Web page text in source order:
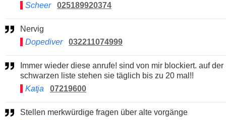
Scheer
025189920374
Nervig
Dopediver
032211074999
schwarzen liste stehen sie täglich bis zu 20 mal!!
Katja
07219600
Stellen merkwürdige fragen über alte vorgänge